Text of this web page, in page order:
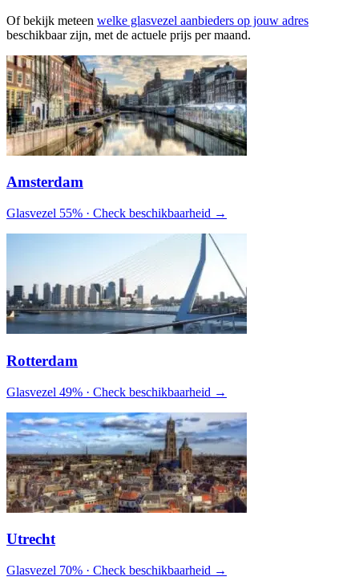
Of bekijk meteen welke glasvezel aanbieders op jouw adres
beschikbaar zijn, met de actuele prijs per maand.
Amsterdam
Glasvezel 55% · Check beschikbaarheid →
Rotterdam
Glasvezel 49% · Check beschikbaarheid →
Utrecht
Glasvezel 70% · Check beschikbaarheid →